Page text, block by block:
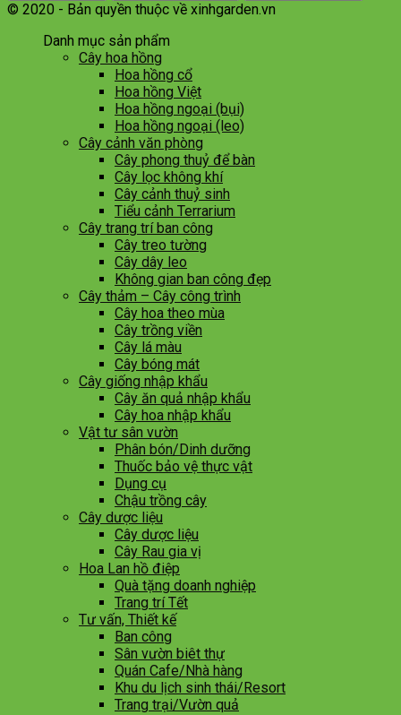
© 2020 - Bản quyền thuộc về xinhgarden.vn
Danh mục sản phẩm
Cây hoa hồng
Hoa hồng cổ
Hoa hồng Việt
Hoa hồng ngoại (bụi)
Hoa hồng ngoại (leo)
Cây cảnh văn phòng
Cây phong thuỷ để bàn
Cây lọc không khí
Cây cảnh thuỷ sinh
Tiểu cảnh Terrarium
Cây trang trí ban công
Cây treo tường
Cây dây leo
Không gian ban công đẹp
Cây thảm – Cây công trình
Cây hoa theo mùa
Cây trồng viền
Cây lá màu
Cây bóng mát
Cây giống nhập khẩu
Cây ăn quả nhập khẩu
Cây hoa nhập khẩu
Vật tư sân vườn
Phân bón/Dinh dưỡng
Thuốc bảo vệ thực vật
Dụng cụ
Chậu trồng cây
Cây dược liệu
Cây dược liệu
Cây Rau gia vị
Hoa Lan hồ điệp
Quà tặng doanh nghiệp
Trang trí Tết
Tư vấn, Thiết kế
Ban công
Sân vườn biêt thự
Quán Cafe/Nhà hàng
Khu du lịch sinh thái/Resort
Trang trại/Vườn quả